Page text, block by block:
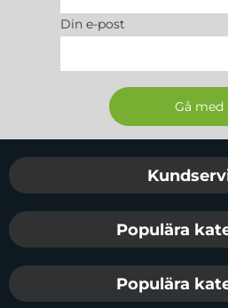
Din e-post
Sidfot Blandad
Populära
Populära